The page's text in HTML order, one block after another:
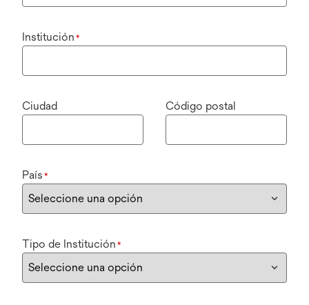
Institución *
Ciudad Código postal
País *
Tipo de Institución *